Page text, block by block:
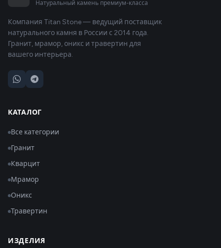
Натуральный камень премиум-класса
Компания Titan Stone — ведущий поставщик
натурального камня в России с 2014 года.
Гранит, мрамор, оникс и травертин для
вашего интерьера.
КАТАЛОГ
Все категории
Гранит
Кварцит
Мрамор
Оникс
Травертин
ИЗДЕЛИЯ